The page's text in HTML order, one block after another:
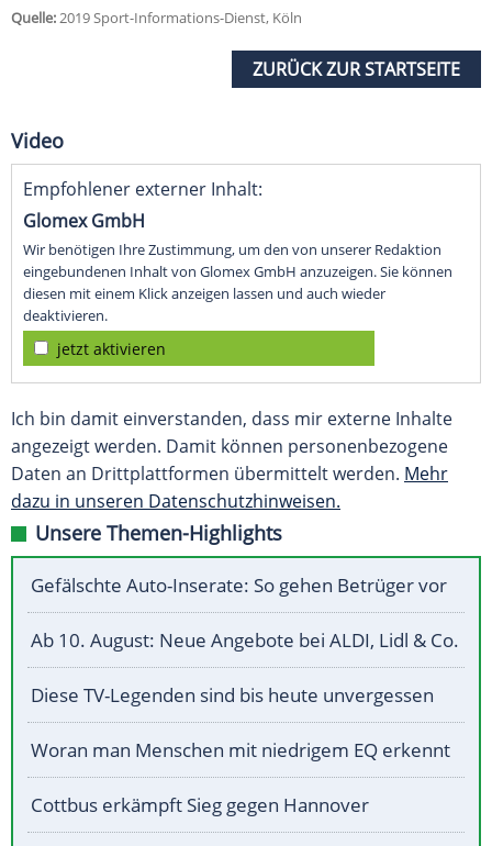
Quelle:2019 Sport-Informations-Dienst, Köln
ZURÜCK ZUR STARTSEITE
Video
Empfohlener externer Inhalt:
Glomex GmbH
Wir benötigen Ihre Zustimmung, um den von unserer Redaktion
eingebundenen Inhalt von Glomex GmbH anzuzeigen. Sie können
diesen mit einem Klick anzeigen lassen und auch wieder
deaktivieren.
jetzt aktivieren
Ich bin damit einverstanden, dass mir externe Inhalte
angezeigt werden. Damit können personenbezogene
Daten an Drittplattformen übermittelt werden. Mehr
dazu in unseren Datenschutzhinweisen.
Unsere Themen-Highlights
Gefälschte Auto-Inserate: So gehen Betrüger vor
Ab 10. August: Neue Angebote bei ALDI, Lidl & Co.
Diese TV-Legenden sind bis heute unvergessen
Woran man Menschen mit niedrigem EQ erkennt
Cottbus erkämpft Sieg gegen Hannover